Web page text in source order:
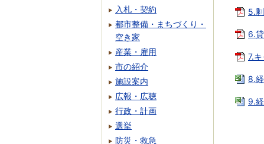
5.
6.
7.
8.
9.
入札・契約
都市整備・まちづくり・
空き家
産業・雇用
市の紹介
施設案内
広報・広聴
行政・計画
選挙
防災・救急